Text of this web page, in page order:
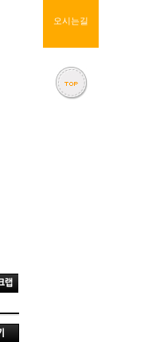
오시는길